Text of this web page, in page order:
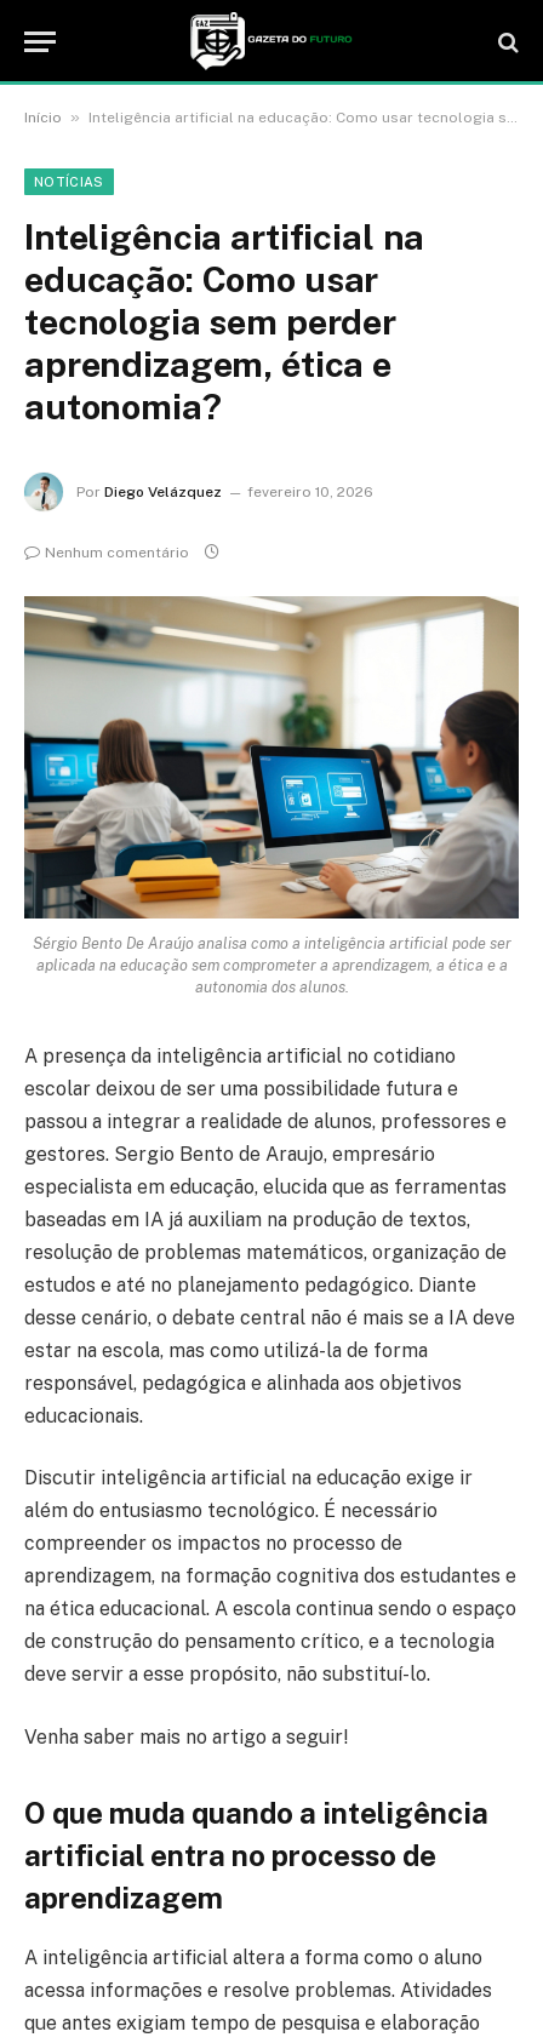
Início » Inteligência artificial na educação: Como usar tecnologia sem perder aprendizagem, ética e autonomia?
NOTÍCIAS
Inteligência artificial na
educação: Como usar
tecnologia sem perder
aprendizagem, ética e
autonomia?
Por Diego Velázquez fevereiro 10, 2026
Nenhum comentário
Sérgio Bento De Araújo analisa como a inteligência artificial pode ser
aplicada na educação sem comprometer a aprendizagem, a ética e a
autonomia dos alunos.
A presença da inteligência artificial no cotidiano
escolar deixou de ser uma possibilidade futura e
passou a integrar a realidade de alunos, professores e
gestores. Sergio Bento de Araujo, empresário
especialista em educação, elucida que as ferramentas
baseadas em IA já auxiliam na produção de textos,
resolução de problemas matemáticos, organização de
estudos e até no planejamento pedagógico. Diante
desse cenário, o debate central não é mais se a IA deve
estar na escola, mas como utilizá-la de forma
responsável, pedagógica e alinhada aos objetivos
educacionais.
Discutir inteligência artificial na educação exige ir
além do entusiasmo tecnológico. É necessário
compreender os impactos no processo de
aprendizagem, na formação cognitiva dos estudantes e
na ética educacional. A escola continua sendo o espaço
de construção do pensamento crítico, e a tecnologia
deve servir a esse propósito, não substituí-lo.
Venha saber mais no artigo a seguir!
O que muda quando a inteligência
artificial entra no processo de
aprendizagem
A inteligência artificial altera a forma como o aluno
acessa informações e resolve problemas. Atividades
que antes exigiam tempo de pesquisa e elaboração